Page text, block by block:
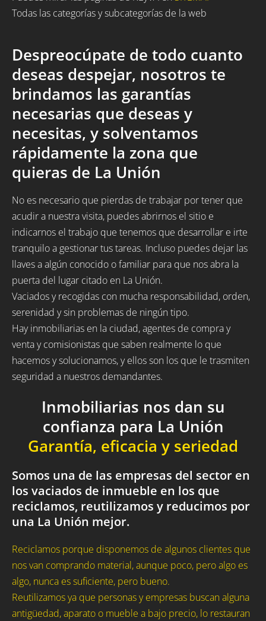
Todas las categorías y subcategorías de la web
Despreocúpate de todo cuanto
deseas despejar, nosotros te
brindamos las garantías
necesarias que deseas y
necesitas, y solventamos
rápidamente la zona que
quieras de La Unión
No es necesario que pierdas de trabajar por tener que
acudir a nuestra visita, puedes abrirnos el sitio e
indicarnos el trabajo que tenemos que desarrollar e irte
tranquilo a gestionar tus tareas. Incluso puedes dejar las
llaves a algún conocido o familiar para que nos abra la
puerta del lugar citado en La Unión.
Vaciados y recogidas con mucha responsabilidad, orden,
serenidad y sin problemas de ningún tipo.
Hay inmobiliarias en la ciudad, agentes de compra y
venta y comisionistas que saben realmente lo que
hacemos y solucionamos, y ellos son los que le trasmiten
seguridad a nuestros demandantes.
Inmobiliarias nos dan su
confianza para La Unión
Garantía, eficacia y seriedad
Somos una de las empresas del sector en
los vaciados de inmueble en los que
reciclamos, reutilizamos y reducimos por
una La Unión mejor.
Reciclamos porque disponemos de algunos clientes que
nos van comprando material, aunque poco, pero algo es
algo, nunca es suficiente, pero bueno.
Reutilizamos ya que personas y empresas buscan alguna
antigüedad, aparato o mueble a bajo precio, lo restauran